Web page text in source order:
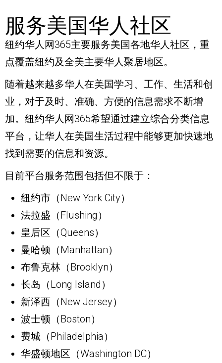
服务美国华人社区
纽约华人网365主要服务美国各地华人社区，重
点覆盖纽约及全美主要华人聚居地区。
随着越来越多华人在美国学习、工作、生活和创
业，对于及时、准确、方便的信息需求不断增
加。纽约华人网365希望通过建立综合分类信息
平台，让华人在美国生活过程中能够更加快速地
找到需要的信息和资源。
目前平台服务范围包括但不限于：
纽约市（New York City）
法拉盛（Flushing）
皇后区（Queens）
曼哈顿（Manhattan）
布鲁克林（Brooklyn）
长岛（Long Island）
新泽西（New Jersey）
波士顿（Boston）
费城（Philadelphia）
华盛顿地区（Washington DC）